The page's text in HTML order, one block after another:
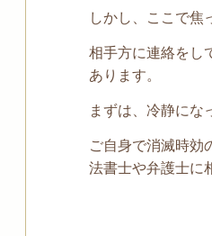
しかし、ここで焦
相手方に連絡をし
あります。
まずは、 冷静にな
ご自身で消滅時効
法書士や弁護士に